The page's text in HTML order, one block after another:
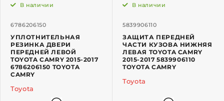
6786206150
В наличии
УПЛОТНИТЕЛЬНАЯ
РЕЗИНКА ДВЕРИ
ПЕРЕДНЕЙ ЛЕВОЙ
TOYOTA CAMRY 2015-2017
6786206150 TOYOTA
CAMRY
Toyota
5839906110
В наличии
ЗАЩИТА ПЕРЕДНЕЙ
ЧАСТИ КУЗОВА НИЖНЯЯ
ЛЕВАЯ TOYOTA CAMRY
2015-2017 5839906110
TOYOTA CAMRY
Toyota